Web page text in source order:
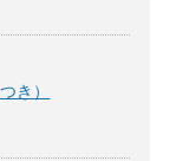
き）